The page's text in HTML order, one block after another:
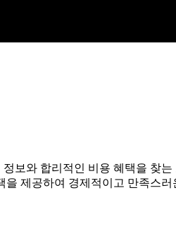
보와 합리적인 비용 혜택을 찾
제공하여 경제적이고 만족스